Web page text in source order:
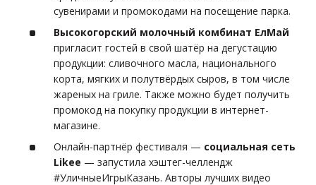
сувенирами и промокодами на посещение парка.
Высокогорский молочный комбинат ЕлМай
пригласит гостей в свой шатёр на дегустацию
продукции: сливочного масла, национального
корта, мягких и полутвёрдых сыров, в том числе
жареных на гриле. Также можно будет получить
промокод на покупку продукции в интернет-
магазине.
Онлайн-партнёр фестиваля — социальная сеть
Likee — запустила хэштег-челлендж
#УличныеИгрыКазань. Авторы лучших видео